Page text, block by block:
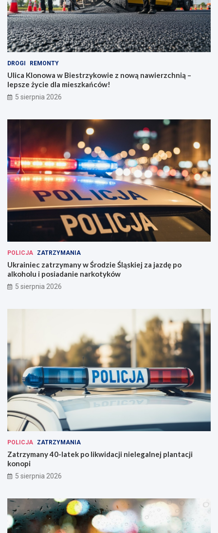
DROGI REMONTY
Ulica Klonowa w Biestrzykowie z nową nawierzchnią –
lepsze życie dla mieszkańców!
5 sierpnia 2026
POLICJA ZATRZYMANIA
Ukrainiec zatrzymany w Środzie Śląskiej za jazdę po
alkoholu i posiadanie narkotyków
5 sierpnia 2026
POLICJA ZATRZYMANIA
Zatrzymany 40-latek po likwidacji nielegalnej plantacji
konopi
5 sierpnia 2026